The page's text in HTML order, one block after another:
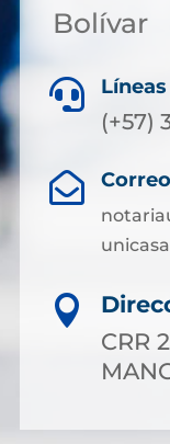
Bolívar

(+57)


CRR